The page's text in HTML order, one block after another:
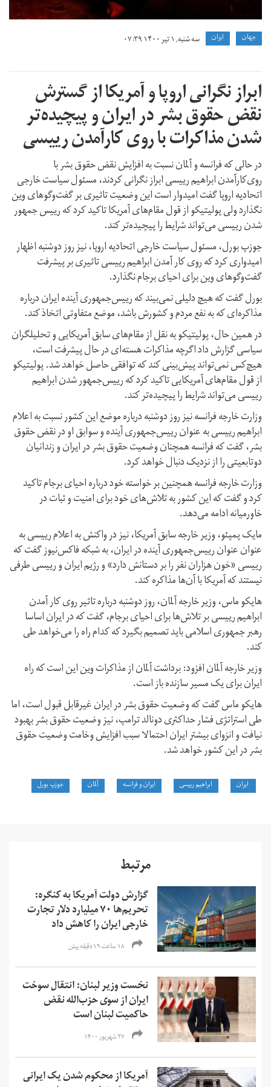
جهان ايران سه شنبه, ۱ تیر ۱۴۰۰ ۰۷:۳۹
ابراز نگرانی اروپا و آمریکا از گسترش
نقض حقوق بشر در ایران و پیچیده‌تر
شدن مذاکرات با روی کارآمدن رییسی
در حالی که فرانسه و آلمان نسبت به افزایش نقض حقوق بشر با
روی‌کارآمدن ابراهیم رییسی ابراز نگرانی کردند، مسئول سیاست خارجی
اتحادیه اروپا گفت امیدوار است این وضعیت تاثیری بر گفت‌وگوهای وین
نگذارد ولی پولیتیکو از قول مقام‌های آمریکا تاکید کرد که رییس جمهور
شدن رییسی می‌تواند شرایط را پیچیده‌تر کند.
جوزپ بورل، مسئول سیاست خارجی اتحادیه اروپا، نیز روز دوشنبه اظهار
امیدواری کرد که روی‌ کار آمدن ابراهیم رییسی تاثیری بر پیشرفت
گفت‌وگوهای وین برای احیای برجام نگذارد.
بورل گفت که هیچ دلیلی نمی‌بیند که رییس‌جمهوری آینده ایران درباره
مذاکره‌ای که به نفع مردم و کشورش باشد، موضع متفاوتی اتخاذ کند.
در همین حال، پولیتیکو به نقل از مقام‌های سابق آمریکایی و تحلیلگران
سیاسی گزارش داد اگرچه مذاکرات هسته‌ای در حال پیشرفت است،
هیچ‌کس نمی‌تواند پیش‌بینی کند که توافقی حاصل خواهد شد. پولیتیکو
از قول مقام‌های آمریکایی تاکید کرد که رییس‌جمهور شدن ابراهیم
رییسی می‌تواند شرایط را پیچیده‌تر کند.
وزارت خارجه فرانسه نیز روز دوشنبه درباره موضع این کشور نسبت به اعلام
ابراهیم رییسی به عنوان رییس‌جمهوری آینده و سوابق او در نقض حقوق
بشر، گفت که فرانسه همچنان وضعیت حقوق بشر در ایران و زندانیان
دوتابعیتی را از نزدیک دنبال خواهد کرد.
وزارت خارجه فرانسه همچنین بر خواسته خود درباره احیای برجام تاکید
کرد و گفت که این کشور به تلاش‌های خود برای امنیت و ثبات در
خاورمیانه ادامه می‌دهد.
مایک پمپئو،‌ وزیر خارجه سابق آمریکا،‌ نیز در واکنش به اعلام رییسی به
عنوان عنوان رییس‌جمهوری آینده در ایران، به شبکه فاکس‌نیوز گفت که
رییسی «خون هزاران نفر را بر دستانش دارد» و رژیم ایران و رییسی طرفی
نیستند که آمریکا با آن‌ها مذاکره کند.
هایکو ماس، وزیر خارجه آلمان، روز دوشنبه درباره تاثیر روی کار آمدن
ابراهیم رییسی بر تلاش‌ها برای احیای برجام، گفت که در ایران اساسا
رهبر جمهوری اسلامی باید تصمیم بگیرد که کدام راه را می‌خواهد طی
کند.
وزیر خارجه آلمان افزود: برداشت آلمان از مذاکرات وین این است که راه
ایران برای یک مسیر سازنده باز است.
هایکو ماس گفت که وضعیت حقوق بشر در ایران غیرقابل قبول است، اما
طی استراتژی فشار حداکثری دونالد ترامپ، نیز وضعیت حقوق بشر بهبود
نیافت و انزوای بیشتر ایران احتمالا سبب افزایش وخامت وضعیت حقوق
بشر در این کشور خواهد شد.
ایران ابراهیم رییسی ایران و فرانسه آلمان جوزپ بورل
مرتبط
گزارش دولت آمریکا به کنگره:
تحریم‌ها ۷۰ میلیارد دلار تجارت
خارجی ایران را کاهش داد
۱۸ ساعت ۱۹ دقیقه پیش
نخست وزیر لبنان: انتقال سوخت
ایران از سوی حزب‌الله نقض
حاکمیت لبنان است
۲۷ شهریور ۱۴۰۰
آمریکا از محکوم شدن یک ایرانی